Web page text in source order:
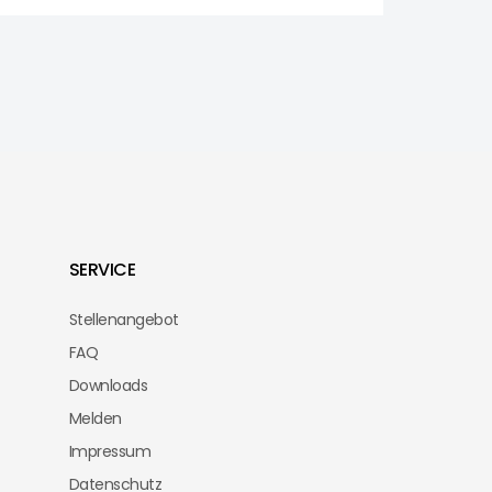
SERVICE
Stellenangebot
FAQ
Downloads
Melden
Impressum
Datenschutz